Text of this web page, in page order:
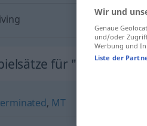
für
, MT
Wir und
Genaue
und/oder
Werbung und
Liste der